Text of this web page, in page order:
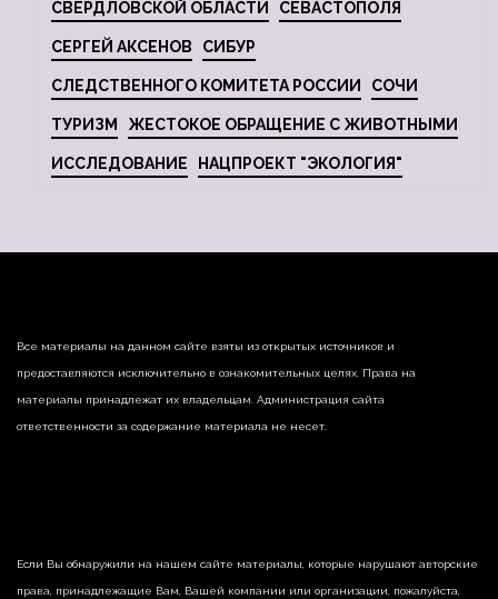
СВЕРДЛОВСКОЙ ОБЛАСТИ СЕВАСТОПОЛЯ
СЕРГЕЙ АКСЕНОВ СИБУР
СЛЕДСТВЕННОГО КОМИТЕТА РОССИИ СОЧИ
ТУРИЗМ ЖЕСТОКОЕ ОБРАЩЕНИЕ С ЖИВОТНЫМИ
ИССЛЕДОВАНИЕ НАЦПРОЕКТ "ЭКОЛОГИЯ"
Все материалы на данном сайте взяты из открытых источников и
предоставляются исключительно в ознакомительных целях. Права на
материалы принадлежат их владельцам. Администрация сайта
ответственности за содержание материала не несет.
Если Вы обнаружили на нашем сайте материалы, которые нарушают авторские
права, принадлежащие Вам, Вашей компании или организации, пожалуйста,